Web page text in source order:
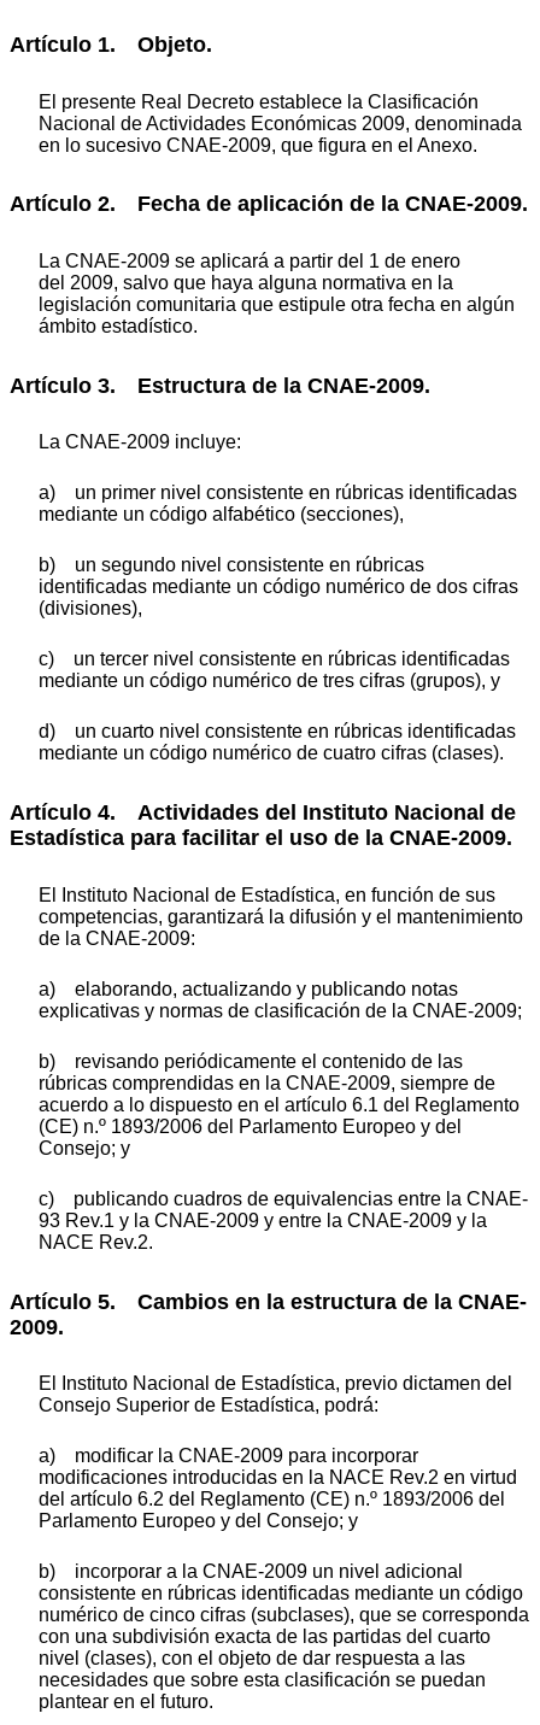
Artículo 1. Objeto.
El presente Real Decreto establece la Clasificación
Nacional de Actividades Económicas 2009, denominada
en lo sucesivo CNAE-2009, que figura en el Anexo.
Artículo 2. Fecha de aplicación de la CNAE-2009.
La CNAE-2009 se aplicará a partir del 1 de enero
del 2009, salvo que haya alguna normativa en la
legislación comunitaria que estipule otra fecha en algún
ámbito estadístico.
Artículo 3. Estructura de la CNAE-2009.
La CNAE-2009 incluye:
a) un primer nivel consistente en rúbricas identificadas
mediante un código alfabético (secciones),
b) un segundo nivel consistente en rúbricas
identificadas mediante un código numérico de dos cifras
(divisiones),
c) un tercer nivel consistente en rúbricas identificadas
mediante un código numérico de tres cifras (grupos), y
d) un cuarto nivel consistente en rúbricas identificadas
mediante un código numérico de cuatro cifras (clases).
Artículo 4. Actividades del Instituto Nacional de
Estadística para facilitar el uso de la CNAE-2009.
El Instituto Nacional de Estadística, en función de sus
competencias, garantizará la difusión y el mantenimiento
de la CNAE-2009:
a) elaborando, actualizando y publicando notas
explicativas y normas de clasificación de la CNAE-2009;
b) revisando periódicamente el contenido de las
rúbricas comprendidas en la CNAE-2009, siempre de
acuerdo a lo dispuesto en el artículo 6.1 del Reglamento
(CE) n.º 1893/2006 del Parlamento Europeo y del
Consejo; y
c) publicando cuadros de equivalencias entre la CNAE-
93 Rev.1 y la CNAE-2009 y entre la CNAE-2009 y la
NACE Rev.2.
Artículo 5. Cambios en la estructura de la CNAE-
2009.
El Instituto Nacional de Estadística, previo dictamen del
Consejo Superior de Estadística, podrá:
a) modificar la CNAE-2009 para incorporar
modificaciones introducidas en la NACE Rev.2 en virtud
del artículo 6.2 del Reglamento (CE) n.º 1893/2006 del
Parlamento Europeo y del Consejo; y
b) incorporar a la CNAE-2009 un nivel adicional
consistente en rúbricas identificadas mediante un código
numérico de cinco cifras (subclases), que se corresponda
con una subdivisión exacta de las partidas del cuarto
nivel (clases), con el objeto de dar respuesta a las
necesidades que sobre esta clasificación se puedan
plantear en el futuro.